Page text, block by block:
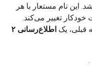
این نام مستعار با هر
تغییر می‌کند.
قبلی، یک
اطلاع‌رسانی ۲
.